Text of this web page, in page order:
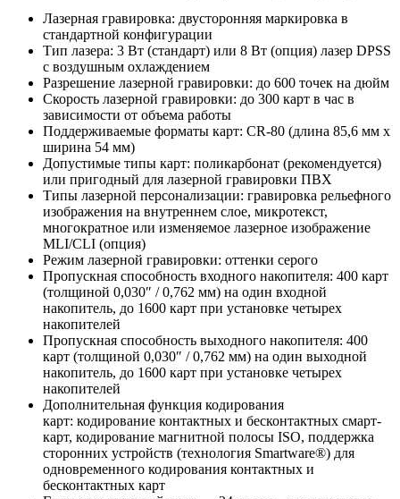
Лазерная гравировка: двусторонняя маркировка в
стандартной конфигурации
Тип лазера: 3 Вт (стандарт) или 8 Вт (опция) лазер DPSS
с воздушным охлаждением
Разрешение лазерной гравировки: до 600 точек на дюйм
Скорость лазерной гравировки: до 300 карт в час в
зависимости от объема работы
Поддерживаемые форматы карт: CR-80 (длина 85,6 мм x
ширина 54 мм)
Допустимые типы карт: поликарбонат (рекомендуется)
или пригодный для лазерной гравировки ПВХ
Типы лазерной персонализации: гравировка рельефного
изображения на внутреннем слое, микротекст,
многократное или изменяемое лазерное изображение
MLI/CLI (опция)
Режим лазерной гравировки: оттенки серого
Пропускная способность входного накопителя: 400 карт
(толщиной 0,030″ / 0,762 мм) на один входной
накопитель, до 1600 карт при установке четырех
накопителей
Пропускная способность выходного накопителя: 400
карт (толщиной 0,030″ / 0,762 мм) на один выходной
накопитель, до 1600 карт при установке четырех
накопителей
Дополнительная функция кодирования
карт: кодирование контактных и бесконтактных смарт-
карт, кодирование магнитной полосы ISO, поддержка
сторонних устройств (технология Smartware®) для
одновременного кодирования контактных и
бесконтактных карт